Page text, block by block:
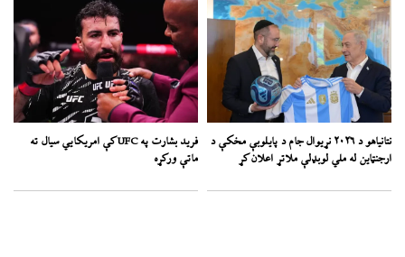
نتانیاهو د ۲۰۲۶ نړیوال جام د پایلوبې مخکې د
ارجنټاین له ملي لوبډلې ملاتړ اعلان کړ
فرید بشارت په UFC کې امریکايي سیال ته
ماتې ورکړه